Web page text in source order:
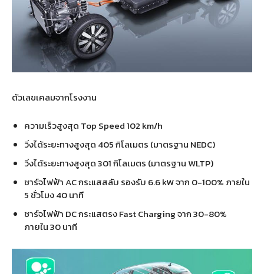
ตัวเลขเคลมจากโรงงาน
ความเร็วสูงสุด Top Speed 102 km/h
วิ่งได้ระยะทางสูงสุด 405 กิโลเมตร (มาตรฐาน NEDC)
วิ่งได้ระยะทางสูงสุด 301 กิโลเมตร (มาตรฐาน WLTP)
ชาร์จไฟฟ้า AC กระแสสลับ รองรับ 6.6 kW จาก 0-100% ภายใน
5 ชั่วโมง 40 นาที
ชาร์จไฟฟ้า DC กระแสตรง Fast Charging จาก 30-80%
ภายใน 30 นาที